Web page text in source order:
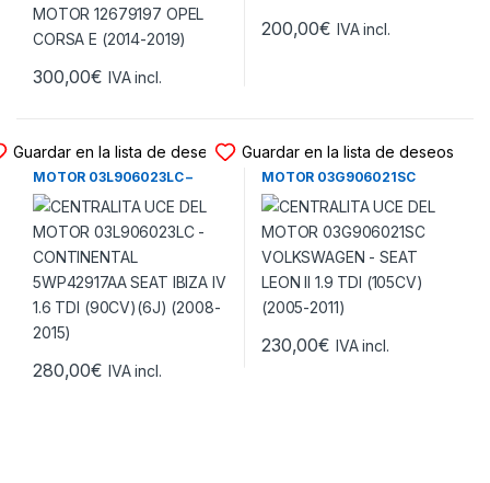
300,00€ IVA incl.
200,00€ IVA incl.
Guardar en la lista de deseos
CENTRALITA UCE DEL
MOTOR 03L906023LC –
CONTINENTAL 5WP42917AA
SEAT IBIZA IV 1.6 TDI (90CV)
(6J) (2008-2015)
280,00€ IVA incl.
Guardar en la lista de deseos
CENTRALITA UCE DEL
MOTOR 03G906021SC
VOLKSWAGEN – SEAT LEON
II 1.9 TDI (105CV) (2005-
2011)
230,00€ IVA incl.